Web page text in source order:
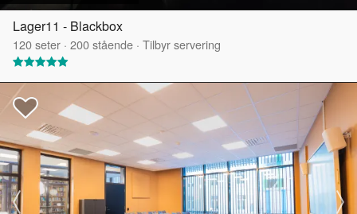
Lager11 - Blackbox
120seter · 200stående · Tilbyr servering